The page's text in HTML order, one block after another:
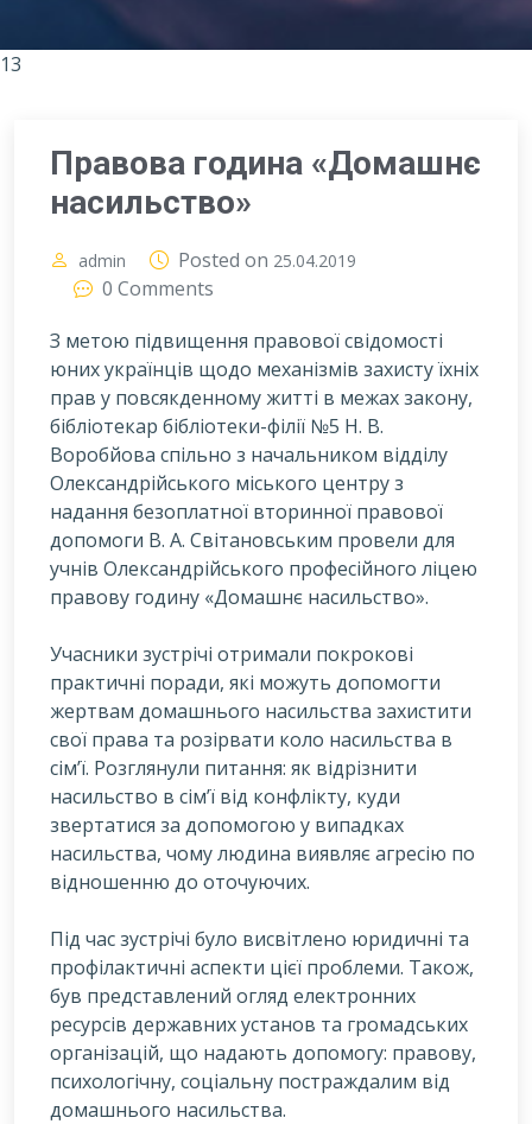
13
Правова година «Домашнє
насильство»
admin Posted on 25.04.2019
0 Comments
З метою підвищення правової свідомості
юних українців щодо механізмів захисту їхніх
прав у повсякденному житті в межах закону,
бібліотекар бібліотеки-філії №5 Н. В.
Воробйова спільно з начальником відділу
Олександрійського міського центру з
надання безоплатної вторинної правової
допомоги В. А. Світановським провели для
учнів Олександрійського професійного ліцею
правову годину «Домашнє насильство».
Учасники зустрічі отримали покрокові
практичні поради, які можуть допомогти
жертвам домашнього насильства захистити
свої права та розірвати коло насильства в
сім’ї. Розглянули питання: як відрізнити
насильство в сім’ї від конфлікту, куди
звертатися за допомогою у випадках
насильства, чому людина виявляє агресію по
відношенню до оточуючих.
Під час зустрічі було висвітлено юридичні та
профілактичні аспекти цієї проблеми. Також,
був представлений огляд електронних
ресурсів державних установ та громадських
організацій, що надають допомогу: правову,
психологічну, соціальну постраждалим від
домашнього насильства.